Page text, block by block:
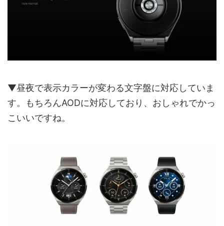
▼昼夜で表示カラーが変わる文字盤に対応していま
す。もちろんAODに対応しており、おしゃれでかっ
こいいですね。